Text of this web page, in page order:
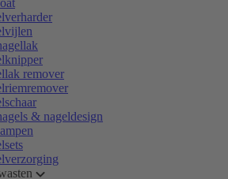
remover
& nageldesign